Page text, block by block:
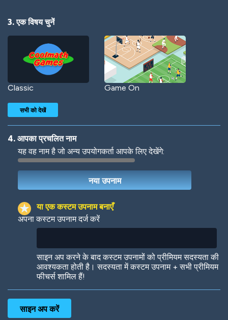
3. एक विषय चुनें
Classic Game On
Woof Jungle Cats
सभी को देखें
4. आपका प्रचलित नाम
यह वह नाम है जो अन्य उपयोगकर्ता आपके लिए देखेंगे:
या एक कस्टम उपनाम बनाएँ
अपना कस्टम उपनाम दर्ज करें
साइन अप करने के बाद कस्टम उपनामों को प्रीमियम सदस्यता की
आवश्यकता होती है। सदस्यता में कस्टम उपनाम + सभी प्रीमियम
फीचर्स शामिल हैं!